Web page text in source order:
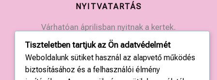
NYITVATARTÁS
Várhatóan áprilisban nyitnak a kertek.
Érdeklődjön a kertek elérhetőségein.
KAPCSOLAT
Tiszteletben tartjuk az Ön adatvédelmét
Weboldalunk sütiket használ az alapvető működés
biztosításához és a felhasználói élmény